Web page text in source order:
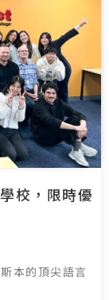
校，限時優
本的頂尖語言